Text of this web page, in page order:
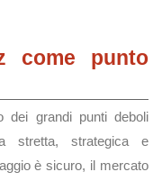
come punto
grandi punti deboli
stretta, strategica e
è sicuro, il mercato